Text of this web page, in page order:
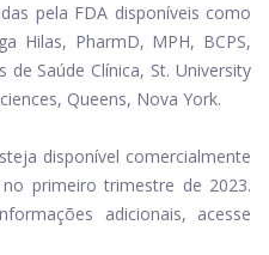
pela FDA disponíveis como
Hilas, PharmD, MPH, BCPS,
Saúde Clínica, St. University
Queens, Nova York.
disponível comercialmente
primeiro trimestre de 2023.
adicionais, acesse